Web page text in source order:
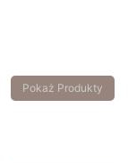
Pokaż Produkty